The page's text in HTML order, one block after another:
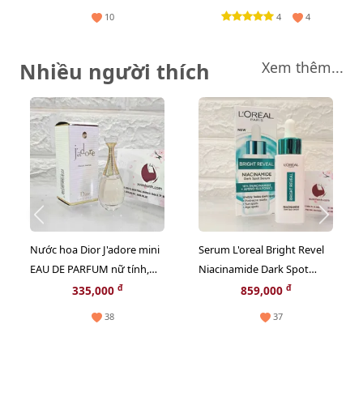
10
bình sáng (New)
4 4
Nhiều người thích Xem thêm...
Nước hoa Dior J'adore mini
EAU DE PARFUM nữ tính,
sang trọng - EDP, 5ml.
335,000 đ
38
Serum L'oreal Bright Revel
Niacinamide Dark Spot
trắng rạng rỡ và giảm sạm
859,000 đ
37